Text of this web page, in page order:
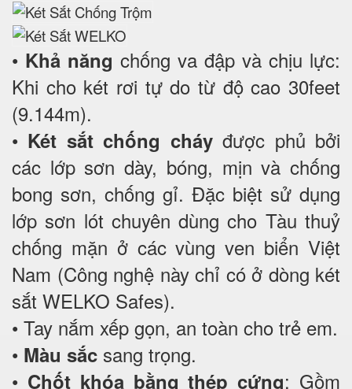
• Khả năng chống va đập và chịu lực:
Khi cho két rơi tự do từ độ cao 30feet
(9.144m).
• Két sắt chống cháyđược phủ bởi
các lớp sơn dày, bóng, mịn và chống
bong sơn, chống gỉ. Đặc biệt sử dụng
lớp sơn lót chuyên dùng cho Tàu thuỷ
chống mặn ở các vùng ven biển Việt
Nam (Công nghệ này chỉ có ở dòng két
sắt WELKO Safes).
• Tay nắm xếp gọn, an toàn cho trẻ em.
• Màu sắc sang trọng.
• Chốt khóa bằng thép cứng: Gồm